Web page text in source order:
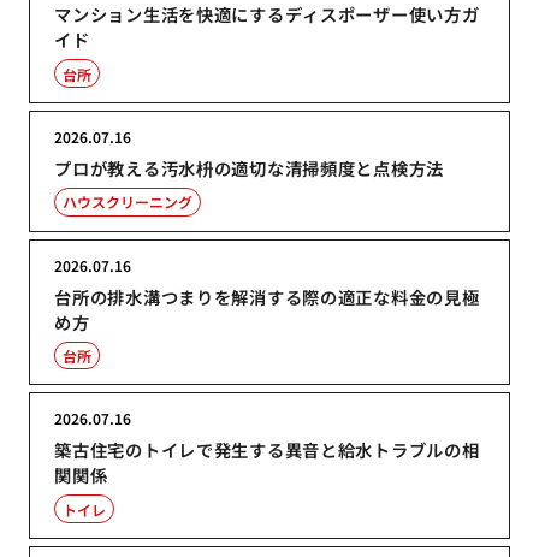
マンション生活を快適にするディスポーザー使い方ガ
イド
台所
プロが教える汚水枡の適切な清掃頻度と点検方法
2026.07.16
ハウスクリーニング
台所の排水溝つまりを解消する際の適正な料金の見極
め方
2026.07.16
台所
築古住宅のトイレで発生する異音と給水トラブルの相
関関係
2026.07.16
トイレ